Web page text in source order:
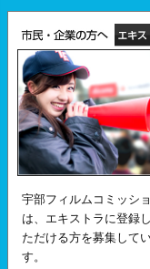
宇部フィルムコミッシ
は、エキストラに登録
ただける方を募集して
す。